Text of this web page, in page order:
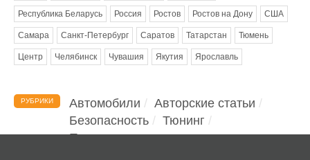
Республика Беларусь Россия Ростов Ростов на Дону США
Самара Санкт-Петербург Саратов Татарстан Тюмень
Центр Челябинск Чувашия Якутия Ярославль
РУБРИКИ Автомобили
Авторские статьи
Безопасность
Тюнинг
Помощь водителю